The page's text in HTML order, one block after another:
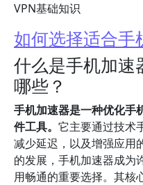
VPN基础知识
如何选择适合手
什么是手机加速
哪些？
手机加速器是一种优化手
件工具。 它主要通过技术
减少延迟，以及增强应用
的发展，手机加速器成为
用畅通的重要选择。其核